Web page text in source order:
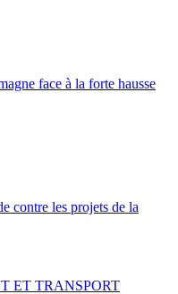
face à la forte hausse
contre les projets de la
ET TRANSPORT